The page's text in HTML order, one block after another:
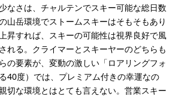
なさは、チャルテンでスキー可能な総日数
山岳環境でストームスキーはそもそもあり
昇すれば、スキーの可能性は視界良好で風
れる。クライマーとスキーヤーのどちらも
の要素が、変動の激しい「ロアリングフォ
40度）では、プレミアム付きの幸運なの
切な環境とはとても言えない。営業スキー